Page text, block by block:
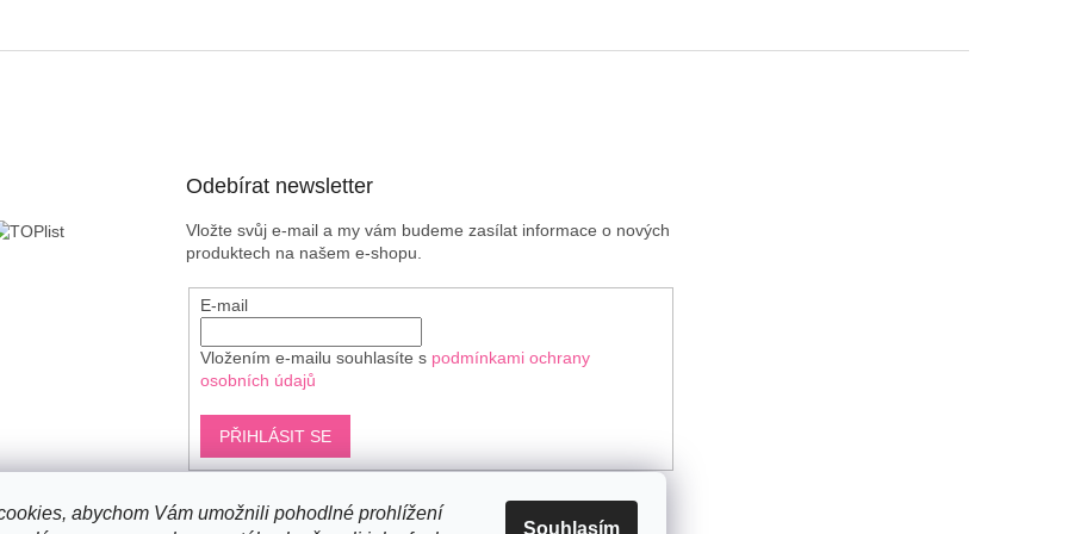
abychom Vám umožnili pohodlné prohlížení
Souhlasím
Odebírat newsletter
Vložte svůj e-mail a my vám budeme zasílat informace o nových
produktech na našem e-shopu.
E-mail
Vložením e-mailu souhlasíte s podmínkami ochrany
osobních údajů
PŘIHLÁSIT SE
Shoptet.cz